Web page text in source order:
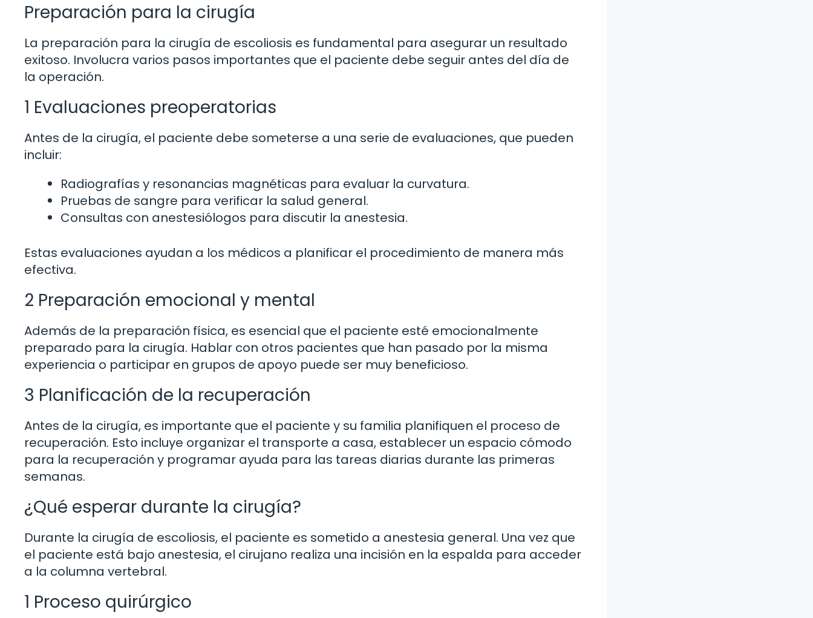
Preparación para la cirugía
La preparación para la cirugía de escoliosis es fundamental para asegurar un resultado
exitoso. Involucra varios pasos importantes que el paciente debe seguir antes del día de
la operación.
1 Evaluaciones preoperatorias
Antes de la cirugía, el paciente debe someterse a una serie de evaluaciones, que pueden
incluir:
Radiografías y resonancias magnéticas para evaluar la curvatura.
Pruebas de sangre para verificar la salud general.
Consultas con anestesiólogos para discutir la anestesia.
Estas evaluaciones ayudan a los médicos a planificar el procedimiento de manera más
efectiva.
2 Preparación emocional y mental
Además de la preparación física, es esencial que el paciente esté emocionalmente
preparado para la cirugía. Hablar con otros pacientes que han pasado por la misma
experiencia o participar en grupos de apoyo puede ser muy beneficioso.
3 Planificación de la recuperación
Antes de la cirugía, es importante que el paciente y su familia planifiquen el proceso de
recuperación. Esto incluye organizar el transporte a casa, establecer un espacio cómodo
para la recuperación y programar ayuda para las tareas diarias durante las primeras
semanas.
¿Qué esperar durante la cirugía?
Durante la cirugía de escoliosis, el paciente es sometido a anestesia general. Una vez que
el paciente está bajo anestesia, el cirujano realiza una incisión en la espalda para acceder
a la columna vertebral.
1 Proceso quirúrgico